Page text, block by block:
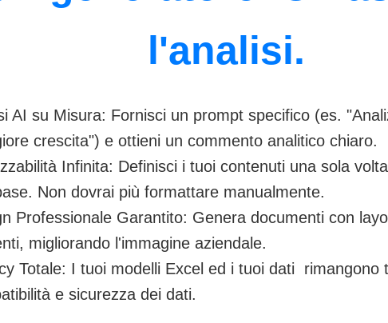
l'analisi.
AI su Misura: Fornisci un prompt specifico (es.
crescita") e ottieni un commento analitico chiaro.
Infinita: Definisci i tuoi contenuti una sola
Non dovrai più formattare manualmente.
Professionale Garantito: Genera documenti con
migliorando l'immagine aziendale.
Totale: I tuoi modelli Excel ed i tuoi dati rimangono
e sicurezza dei dati.